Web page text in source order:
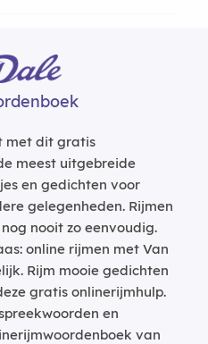
met dit gratis
meest uitgebreide
en gedichten voor
gelegenheden. Rijmen
nooit zo eenvoudig.
online rijmen met Van
Rijm mooie gedichten
gratis onlinerijmhulp.
en
van